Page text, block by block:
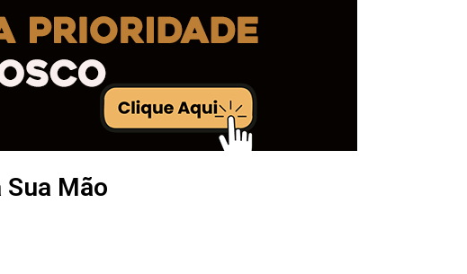
Mão